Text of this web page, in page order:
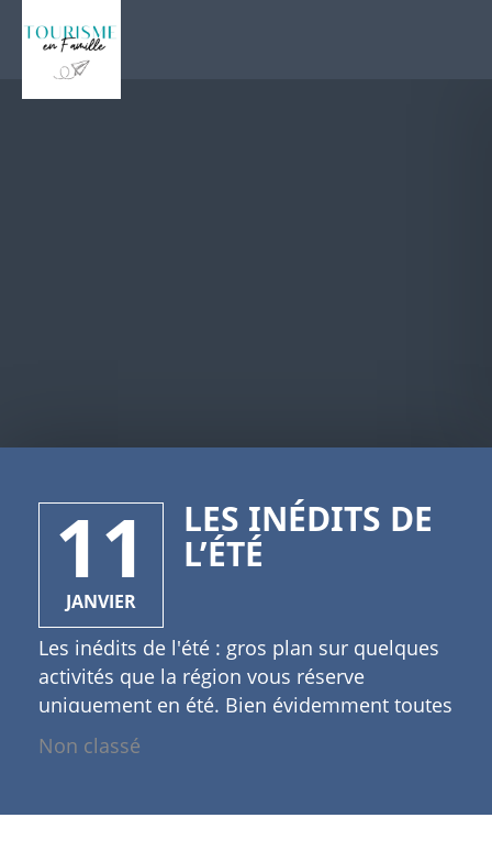
11
JANVIER
LES INÉDITS DE
L’ÉTÉ
Les inédits de l'été : gros plan sur quelques
activités que la région vous réserve
uniquement en été. Bien évidemment toutes
les activités culturelles, touristiques et
sportives que vous retrouvez toute l'année
accessibles. L'été à Arles Les visites
Non classé